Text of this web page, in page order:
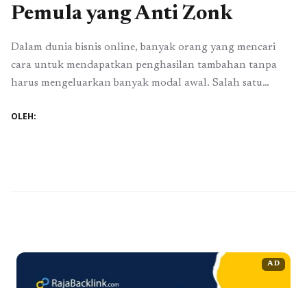
Pemula yang Anti Zonk
Dalam dunia bisnis online, banyak orang yang mencari
cara untuk mendapatkan penghasilan tambahan tanpa
harus mengeluarkan banyak modal awal. Salah satu
Bisnis dropship memungkinkan Anda untuk menjual
OLEH:
AD